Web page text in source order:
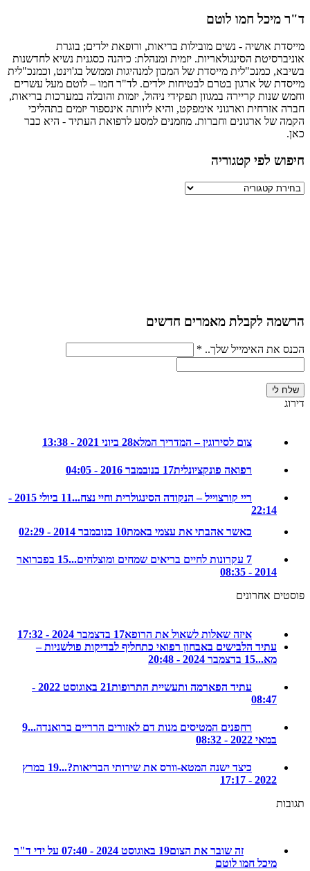
חמו לוטם
אושיה - נשים מובילות בריאות, ורופאת ילדים; בוגרת
הסינגולאריות. יזמית ומנהלת: כיהנה כסגנית נשיא לחדשנות
כמנכ"לית מייסדת של המכון למנהיגות וממשל בג'וינט, וכמנכ"לית
של ארגון בטרם לבטיחות ילדים. לד"ר חמו – לוטם מעל עשרים
קריירה במגוון תפקידי ניהול, יזמות והובלה במערכות בריאות,
וארגוני אימפקט, והיא ליוותה אינספור יזמים בתהליכי
של ארגונים וחברות. מוזמנים למסע לרפואת העתיד - היא כבר
לפי קטגוריה
לקבלת מאמרים חדשים
את האימייל שלך.. *
צום לסירוגין – המדריך המלא 28 ביוני 2021 - 13:38
רפואה פונקציונלית17 בנובמבר 2016 - 04:05
ריי קורצוייל – הנקודה הסינגולרית וחיי נצח...
11 ביולי 2015 -
כאשר אהבתי את עצמי באמת 10 בנובמבר 2014 - 02:29
15 בפברואר
אחרונים
איזה שאלות לשאול את הרופא17 בדצמבר 2024 - 17:32
עתיד הלבישים באבחון רפואי כתחליף לבדיקות פולשניות –
15 בדצמבר 2024 - 20:48
עתיד הפארמה ותעשיית התרופות
21 באוגוסט 2022 -
רחפנים המטיסים מנות דם לאזורים הרריים ברואנדה...9
כיצד ישנה המטא-וורס את שירותי הבריאות?...
19 במרץ
זה שובר את הצום
19 באוגוסט 2024 - 07:40 על ידי ד"ר
מיכל חמו לוטם